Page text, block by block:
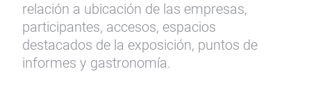
relación a ubicación de las empresas,
participantes, accesos, espacios
destacados de la exposición, puntos de
informes y gastronomía.